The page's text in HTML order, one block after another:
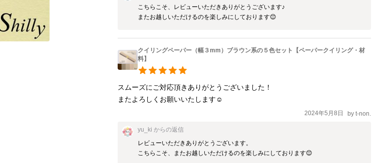
こちらこそ、レビューいただきありがとうございます♪
またお越しいただけるのを楽しみにしております😊
クイリングペーパー（幅３mm）ブラウン系の５色セット【ペーパークイリング・材
料】
スムーズにご対応頂きありがとうございました！
またよろしくお願いいたします☺️
2024年5月8日 by t-non.
yu_kiからの返信
レビューいただきありがとうございます。
こちらこそ、またお越しいただけるのを楽しみにしております😊